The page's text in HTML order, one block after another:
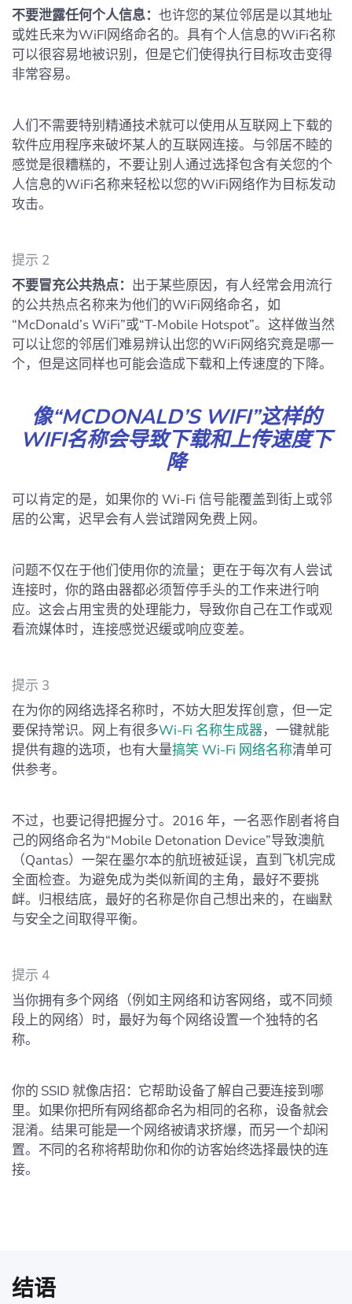
不要泄露任何个人信息： 也许您的某位邻居是以其地址
或姓氏来为WiFI网络命名的。具有个人信息的WiFi名称
可以很容易地被识别，但是它们使得执行目标攻击变得
非常容易。
人们不需要特别精通技术就可以使用从互联网上下载的
软件应用程序来破坏某人的互联网连接。与邻居不睦的
感觉是很糟糕的，不要让别人通过选择包含有关您的个
人信息的WiFi名称来轻松以您的WiFi网络作为目标发动
攻击。
提示 2
不要冒充公共热点： 出于某些原因，有人经常会用流行
的公共热点名称来为他们的WiFi网络命名，如
“McDonald’s WiFi”或“T-Mobile Hotspot”。这样做当然
可以让您的邻居们难易辨认出您的WiFi网络究竟是哪一
个，但是这同样也可能会造成下载和上传速度的下降。
像“MCDONALD’S WIFI”这样的
WIFI名称会导致下载和上传速度下
降
可以肯定的是，如果你的 Wi‑Fi 信号能覆盖到街上或邻
居的公寓，迟早会有人尝试蹭网免费上网。
问题不仅在于他们使用你的流量；更在于每次有人尝试
连接时，你的路由器都必须暂停手头的工作来进行响
应。这会占用宝贵的处理能力，导致你自己在工作或观
看流媒体时，连接感觉迟缓或响应变差。
提示 3
在为你的网络选择名称时，不妨大胆发挥创意，但一定
要保持常识。网上有很多Wi‑Fi 名称生成器，一键就能
提供有趣的选项，也有大量搞笑 Wi‑Fi 网络名称清单可
供参考。
不过，也要记得把握分寸。2016 年，一名恶作剧者将自
己的网络命名为“Mobile Detonation Device”导致澳航
（Qantas）一架在墨尔本的航班被延误，直到飞机完成
全面检查。为避免成为类似新闻的主角，最好不要挑
衅。归根结底，最好的名称是你自己想出来的，在幽默
与安全之间取得平衡。
提示 4
当你拥有多个网络（例如主网络和访客网络，或不同频
段上的网络）时，最好为每个网络设置一个独特的名
称。
你的 SSID 就像店招：它帮助设备了解自己要连接到哪
里。如果你把所有网络都命名为相同的名称，设备就会
混淆。结果可能是一个网络被请求挤爆，而另一个却闲
置。不同的名称将帮助你和你的访客始终选择最快的连
接。
结语